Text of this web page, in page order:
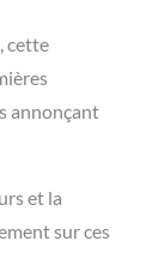
cette
annonçant
et la
sur ces